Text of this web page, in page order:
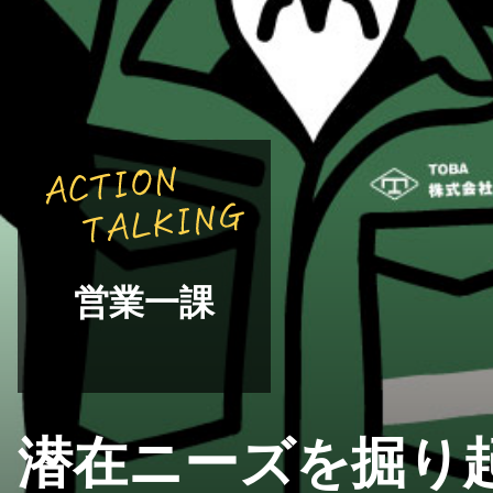
営業一課
潜在ニーズを掘り